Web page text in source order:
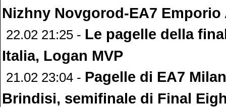
Nizhny Novgorod-EA7 Emporio
22.02 21:25 - Le pagelle della
Italia, Logan MVP
21.02 23:04 - Pagelle di EA7
Brindisi, semifinale di Final